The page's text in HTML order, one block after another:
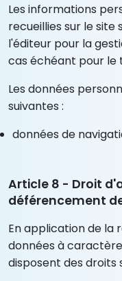
Les informations
recueillies sur le
l'éditeur pour la
cas échéant pour le
Les données
suivantes :
données de
Article 8 - Droit
déférencement
En application de la
données à
disposent des droits